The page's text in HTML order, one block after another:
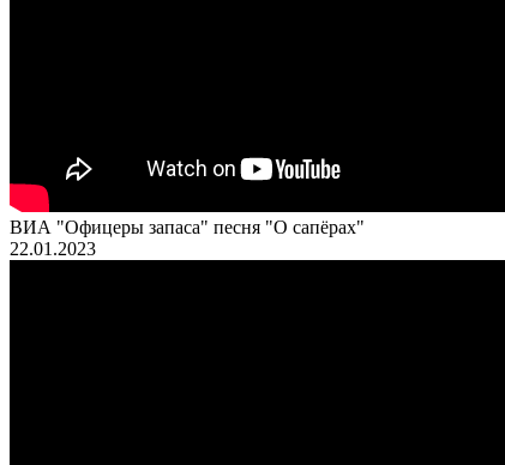
ВИА "Офицеры запаса" песня "О сапёрах"
22.01.2023